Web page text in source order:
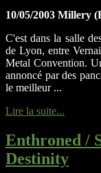
10/05/2003 Millery
C'est dans la salle
de Lyon, entre
Metal Convention.
annoncé par des
le meilleur ...
Lire la suite...
Enthroned /
Destinity